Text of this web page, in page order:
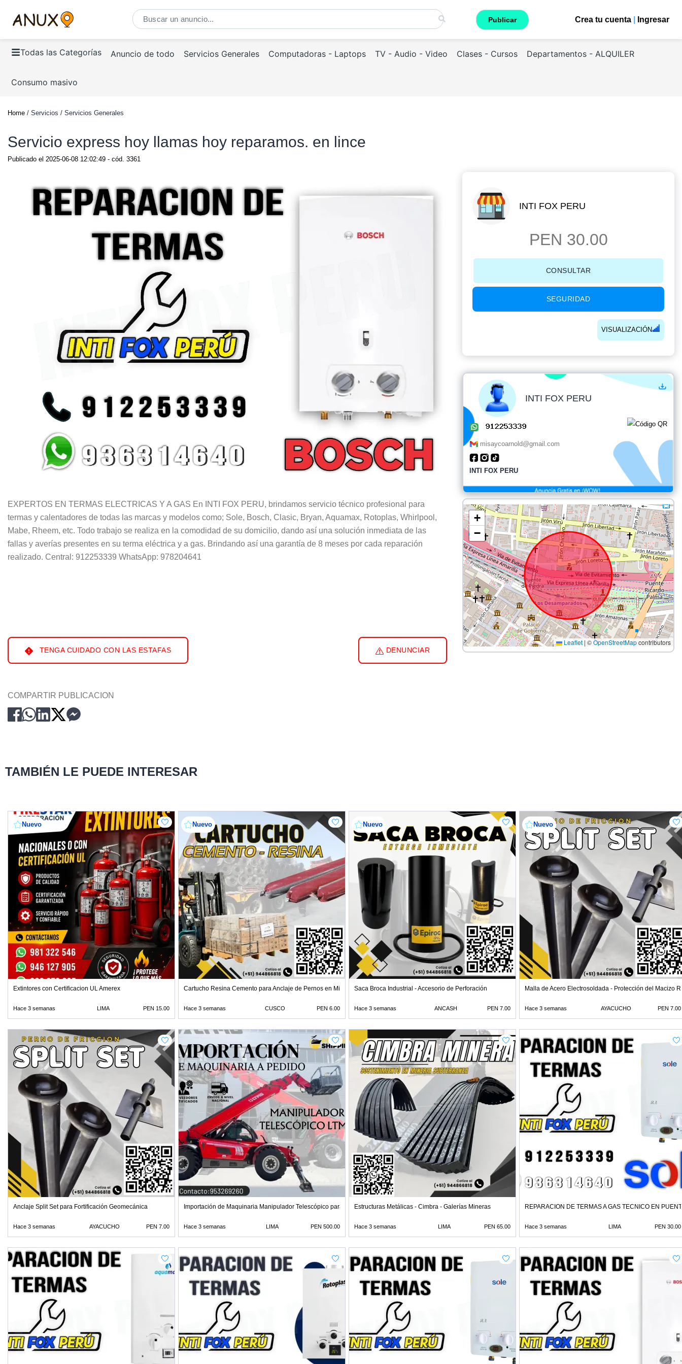
Publicar Crea tu cuenta| Ingresar
Todas las Categorías Anuncio de todo Servicios Generales Computadoras - Laptops TV - Audio - Video Clases - Cursos Departamentos - ALQUILER
Consumo masivo
Home / Servicios / Servicios Generales
Servicio express hoy llamas hoy reparamos. en lince
Publicado el 2025-06-08 12:02:49 - cód. 3361
EXPERTOS EN TERMAS ELECTRICAS Y A GAS En INTI FOX PERU, brindamos servicio técnico profesional para
termas y calentadores de todas las marcas y modelos como; Sole, Bosch, Clasic, Bryan, Aquamax, Rotoplas, Whirlpool,
Mabe, Rheem, etc. Todo trabajo se realiza en la comodidad de su domicilio, dando así una solución inmediata de las
fallas y averías presentes en su terma eléctrica y a gas. Brindando así una garantía de 8 meses por cada reparación
realizado. Central: 912253339 WhatsApp: 978204641
TENGA CUIDADO CON LAS ESTAFAS DENUNCIAR
COMPARTIR PUBLICACION
INTI FOX PERU
PEN 30.00
CONSULTAR
SEGURIDAD
VISUALIZACIÓN
INTI FOX PERU
misaycoarnold@gmail.com
INTI FOX PERU
+
−
Leaflet | ©OpenStreetMapcontributors
TAMBIÉN LE PUEDE INTERESAR
Nuevo
Extintores con Certificacion UL Amerex
Hace 3 semanas LIMA PEN 15.00
Nuevo
Cartucho Resina Cemento para Anclaje de Pernos en Minería
Hace 3 semanas CUSCO PEN 6.00
Nuevo
Saca Broca Industrial - Accesorio de Perforación
Hace 3 semanas ANCASH PEN 7.00
Nuevo
Malla de Acero Electrosoldada - Protección del Macizo
Hace 3 semanas AYACUCHO PEN 7.00
Anclaje Split Set para Fortificación Geomecánica
Hace 3 semanas AYACUCHO PEN 7.00
Importación de Maquinaria Manipulador Telescópico para Con
Hace 3 semanas LIMA PEN 500.00
Estructuras Metálicas - Cimbra - Galerías Mineras
Hace 3 semanas LIMA PEN 65.00
REPARACION DE TERMAS A GAS TECNICO EN
Hace 3 semanas LIMA PEN 30.00